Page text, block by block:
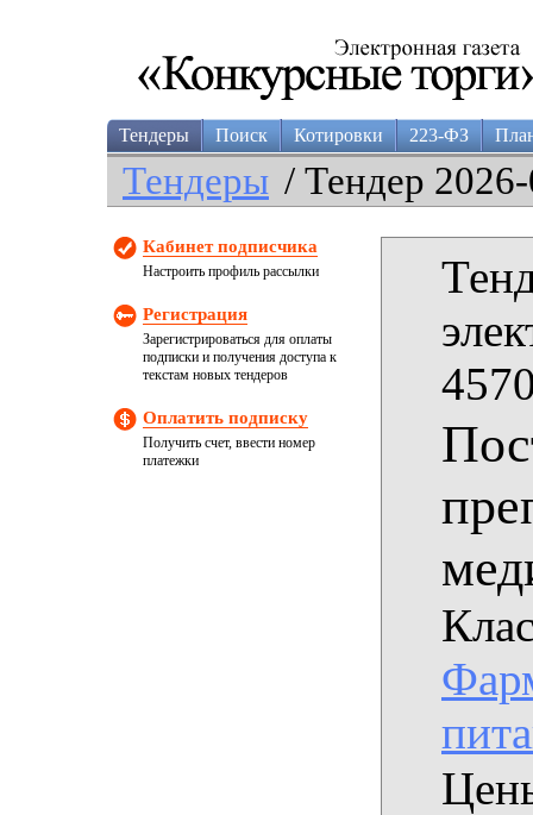
Тендеры Поиск Котировки 223-ФЗ
Тендеры / Тендер
Кабинет подписчика
Настроить профиль рассылки
Регистрация
Зарегистрироваться для оплаты
подписки и получения доступа к
текстам новых тендеров
Оплатить подписку
Получить счет, ввести номер
платежки